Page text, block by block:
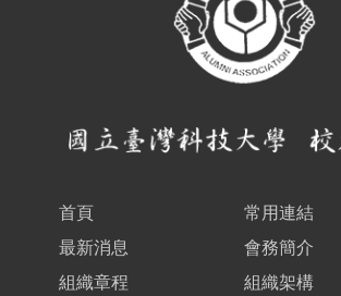
首頁
常用連結
最新消息
會務簡介
組織章程
組織架構